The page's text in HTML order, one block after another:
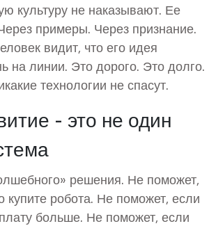
культуру не наказывают. Ее
примеры. Через признание.
видит, что его идея
на линии. Это дорого. Это долго.
технологии не спасут.
- это не один
решения. Не поможет,
купите робота. Не поможет, если
больше. Не поможет, если